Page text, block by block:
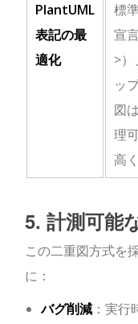
PlantUML
表記の最
適化
標
宣
>
ッ
図
理
高
5. 計測可能
この二重図方式を
に：
バグ削減 ：実